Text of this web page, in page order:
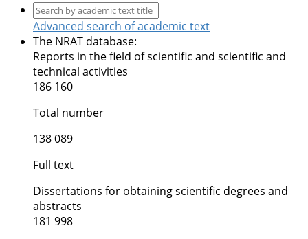
Advanced search of academic text
The NRAT database:
Reports in the field of scientific and scientific and
technical activities
186 160
Total number
138 089
Full text
Dissertations for obtaining scientific degrees and
abstracts
181 998